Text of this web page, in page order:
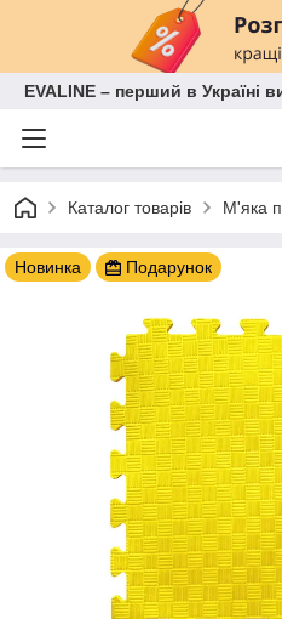
EVALINE – перший в Україні
Каталог товарів М'яка
Новинка Подарунок